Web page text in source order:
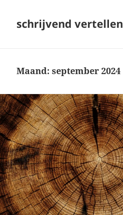
schrijvend vertellen
Maand:september 2024